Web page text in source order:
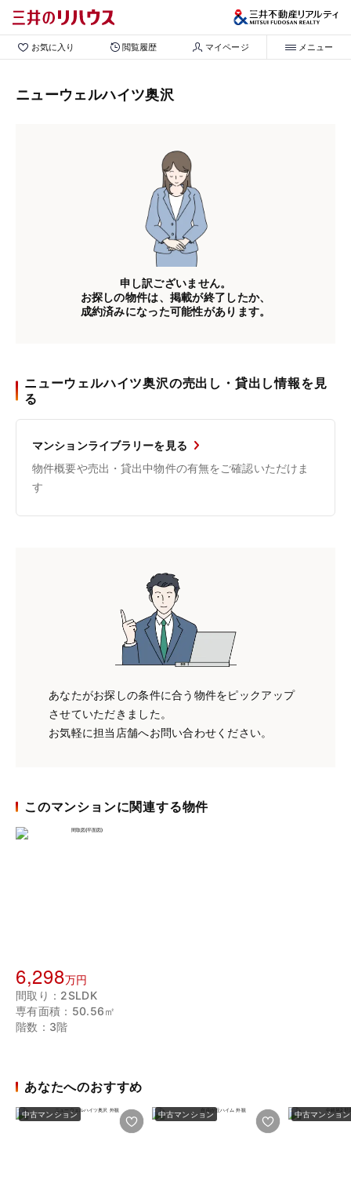
お気に入り 閲覧履歴 マイページ メニュー
ニューウェルハイツ奥沢
申し訳ございません。
お探しの物件は、掲載が終了したか、
成約済みになった可能性があります。
ニューウェルハイツ奥沢の売出し・貸出し情報を見
る
マンションライブラリーを見る
物件概要や売出・貸出中物件の有無をご確認いただけま
す
あなたがお探しの条件に合う物件をピックアップ
させていただきました。
お気軽に担当店舗へお問い合わせください。
このマンションに関連する物件
6,298万円
間取り：2SLDK
専有面積：50.56㎡
階数：3階
あなたへのおすすめ
中古マンション 中古マンション 中古マンション